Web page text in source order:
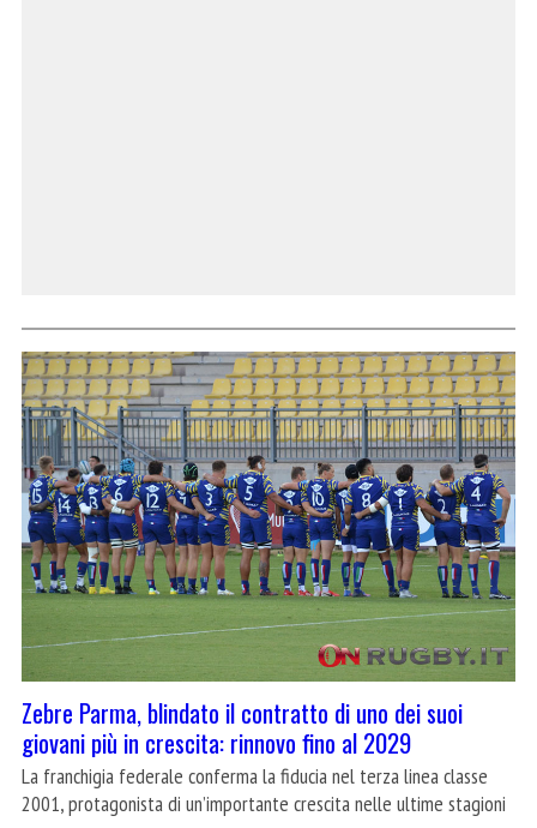
Zebre Parma, blindato il contratto di uno dei suoi
giovani più in crescita: rinnovo fino al 2029
La franchigia federale conferma la fiducia nel terza linea classe
2001, protagonista di un’importante crescita nelle ultime stagioni